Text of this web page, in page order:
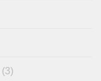
(3)